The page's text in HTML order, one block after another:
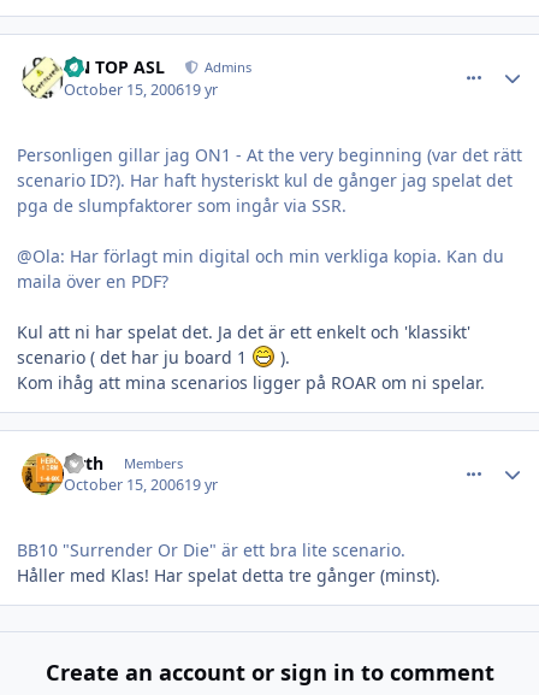
ON TOP ASL Admins
October 15, 200619 yr
Personligen gillar jag ON1 - At the very beginning (var det rätt
scenario ID?). Har haft hysteriskt kul de gånger jag spelat det
pga de slumpfaktorer som ingår via SSR.
@Ola: Har förlagt min digital och min verkliga kopia. Kan du
maila över en PDF?
Kul att ni har spelat det. Ja det är ett enkelt och 'klassikt'
scenario ( det har ju board 1
).
Kom ihåg att mina scenarios ligger på ROAR om ni spelar.
larth Members
October 15, 200619 yr
BB10 "Surrender Or Die" är ett bra lite scenario.
Håller med Klas! Har spelat detta tre gånger (minst).
Create an account or sign in to comment